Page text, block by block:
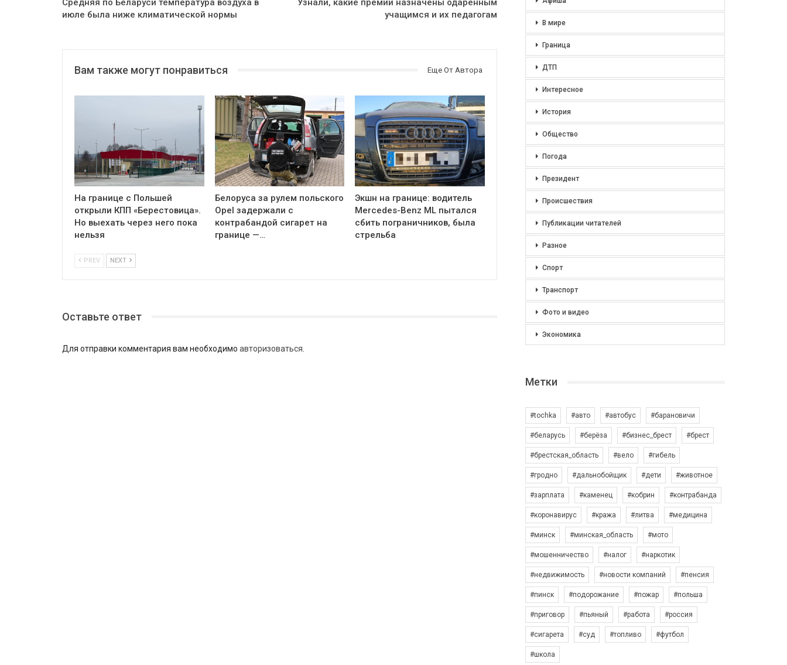
Средняя по Беларуси температура воздуха в
июле была ниже климатической нормы
Узнали, какие премии назначены одаренным
учащимся и их педагогам
Вам также могут понравиться Еще От Автора
На границе с Польшей
открыли КПП «Берестовица».
Но выехать через него пока
нельзя
Белоруса за рулем польского
Opel задержали с
контрабандой сигарет на
границе —…
Экшн на границе: водитель
Mercedes-Benz ML пытался
сбить пограничников, была
стрельба
PREV NEXT
Оставьте ответ
Для отправки комментария вам необходимо авторизоваться
В мире
Граница
ДТП
Интересное
История
Общество
Погода
Президент
Происшествия
Публикации читателей
Разное
Спорт
Транспорт
Фото и видео
Экономика
Метки
#tochka #авто #автобус #барановичи
#беларусь #берёза #бизнес_брест #брест
#брестская_область #вело #гибель
#гродно #дальнобойщик #дети #животное
#зарплата #каменец #кобрин #контрабанда
#коронавирус #кража #литва #медицина
#минск #минская_область #мото
#мошенничество #налог #наркотик
#недвижимость #новости компаний #пенсия
#пинск #подорожание #пожар #польша
#приговор #пьяный #работа #россия
#сигарета #суд #топливо #футбол
#школа